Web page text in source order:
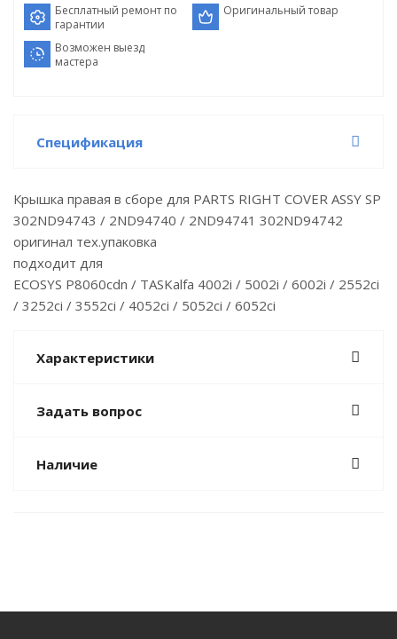
Бесплатный ремонт по
гарантии
Оригинальный товар
Возможен выезд
мастера
Спецификация
Крышка правая в сборе для PARTS RIGHT COVER ASSY SP
302ND94743 / 2ND94740 / 2ND94741 302ND94742
оригинал тех.упаковка
подходит для
ECOSYS P8060cdn / TASKalfa 4002i / 5002i / 6002i / 2552ci
/ 3252ci / 3552ci / 4052ci / 5052ci / 6052ci
Характеристики
Задать вопрос
Наличие